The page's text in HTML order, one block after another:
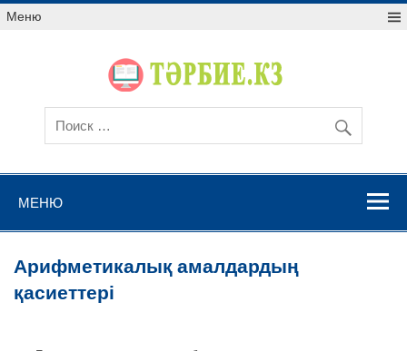
Меню
МЕНЮ
Арифметикалық амалдардың
қасиеттері